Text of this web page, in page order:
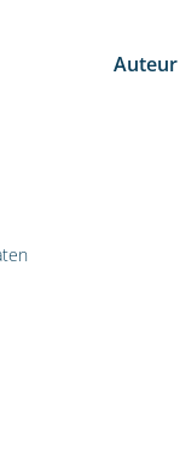
Auteur